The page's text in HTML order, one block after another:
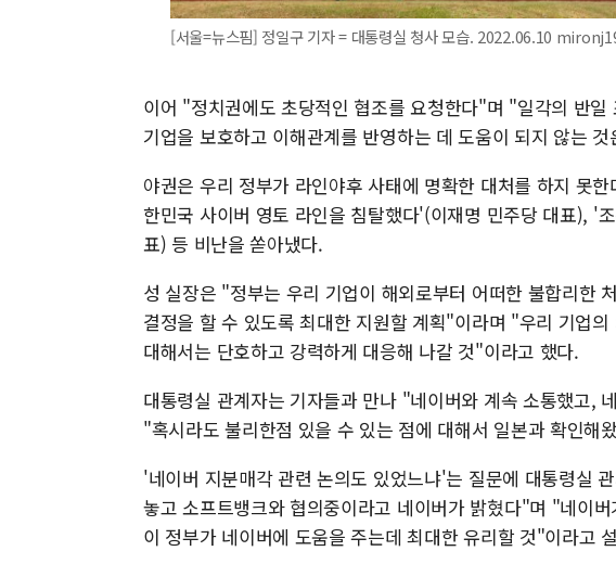
[서울=뉴스핌] 정일구 기자 = 대통령실 청사 모습. 2022.06.10
이어 "정치권에도 초당적인 협조를 요청한다"며 "일각의 반
기업을 보호하고 이해관계를 반영하는 데 도움이 되지 않는
야권은 우리 정부가 라인야후 사태에 명확한 대처를 하지 못
한민국 사이버 영토 라인을 침탈했다'(이재명 민주당 대표), '
표) 등 비난을 쏟아냈다.
성 실장은 "정부는 우리 기업이 해외로부터 어떠한 불합리한
결정을 할 수 있도록 최대한 지원할 계획"이라며 "우리 기업
대해서는 단호하고 강력하게 대응해 나갈 것"이라고 했다.
대통령실 관계자는 기자들과 만나 "네이버와 계속 소통했고,
"혹시라도 불리한점 있을 수 있는 점에 대해서 일본과 확인해
'네이버 지분매각 관련 논의도 있었느냐'는 질문에 대통령실
놓고 소프트뱅크와 협의중이라고 네이버가 밝혔다"며 "네이
이 정부가 네이버에 도움을 주는데 최대한 유리할 것"이라고